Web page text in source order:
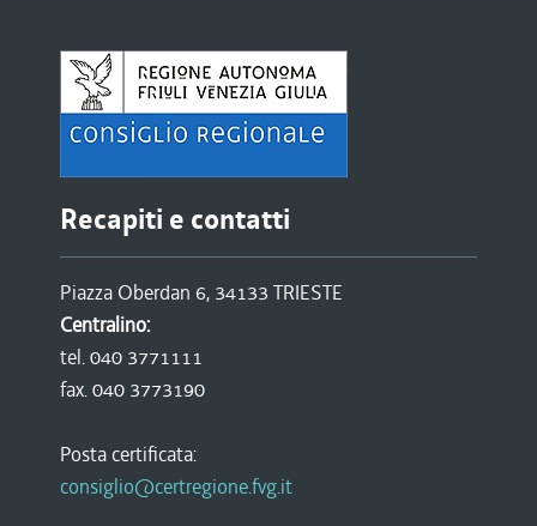
Recapiti e contatti
Piazza Oberdan 6, 34133 TRIESTE
Centralino:
tel. 040 3771111
fax. 040 3773190
Posta certificata:
consiglio@certregione.fvg.it